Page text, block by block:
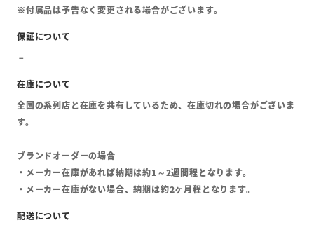
※付属品は予告なく変更される場合がございます。
全国の系列店と在庫を共有しているため、在庫切れの場合がございま
す。
ブランドオーダーの場合
・メーカー在庫があれば納期は約1～2週間程となります。
・メーカー在庫がない場合、納期は約2ヶ月程となります。